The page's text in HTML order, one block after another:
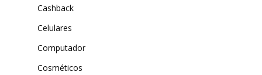
Cashback
Celulares
Computador
Cosméticos